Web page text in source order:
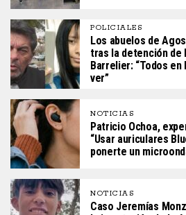
POLICIALES
Los abuelos de
tras la detención de
Barrelier: “Todos
ver”
NOTICIAS
Patricio Ochoa,
“Usar auriculares
ponerte un
NOTICIAS
Caso Jeremías